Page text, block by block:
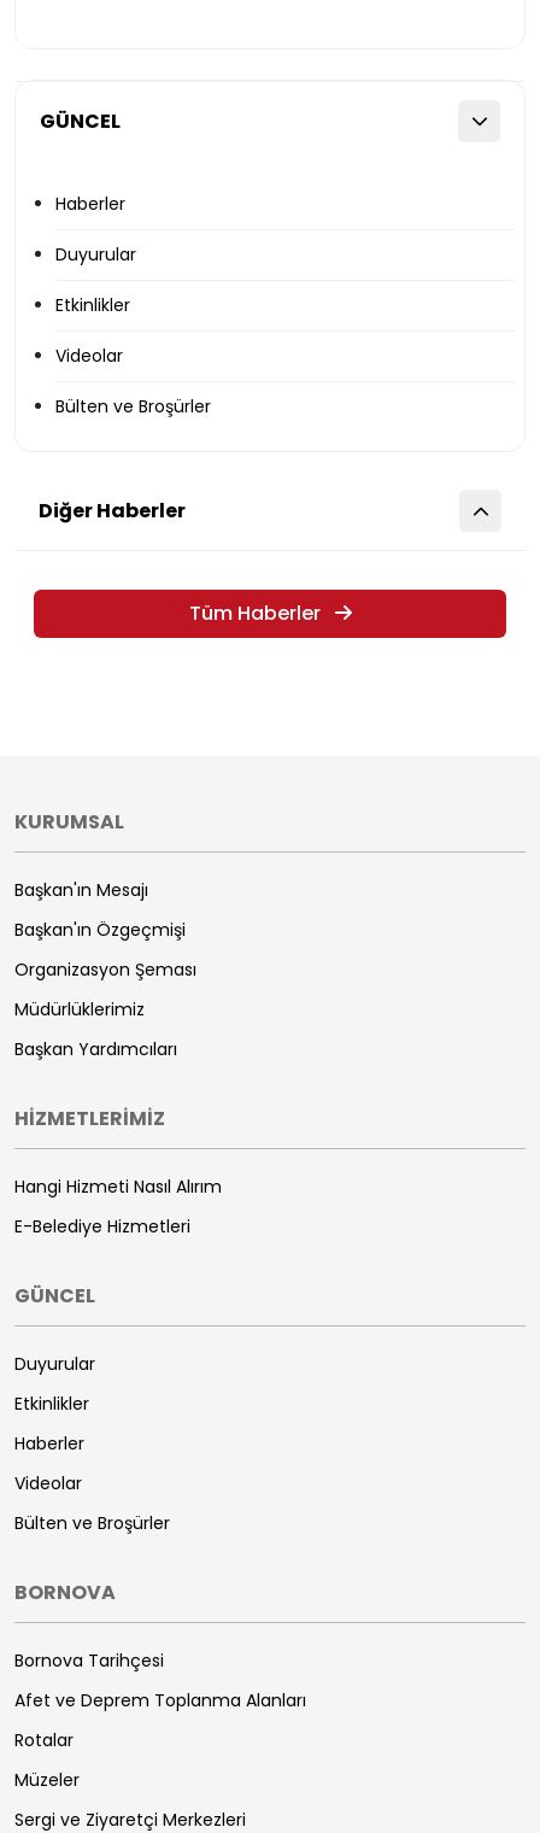
GÜNCEL
Haberler
Duyurular
Etkinlikler
Videolar
Bülten ve Broşürler
Diğer Haberler
Tüm Haberler
KURUMSAL
Başkan'ın Mesajı
Başkan'ın Özgeçmişi
Organizasyon Şeması
Müdürlüklerimiz
Başkan Yardımcıları
HİZMETLERİMİZ
Hangi Hizmeti Nasıl Alırım
E-Belediye Hizmetleri
GÜNCEL
Duyurular
Etkinlikler
Haberler
Videolar
Bülten ve Broşürler
BORNOVA
Bornova Tarihçesi
Afet ve Deprem Toplanma Alanları
Rotalar
Müzeler
Sergi ve Ziyaretçi Merkezleri